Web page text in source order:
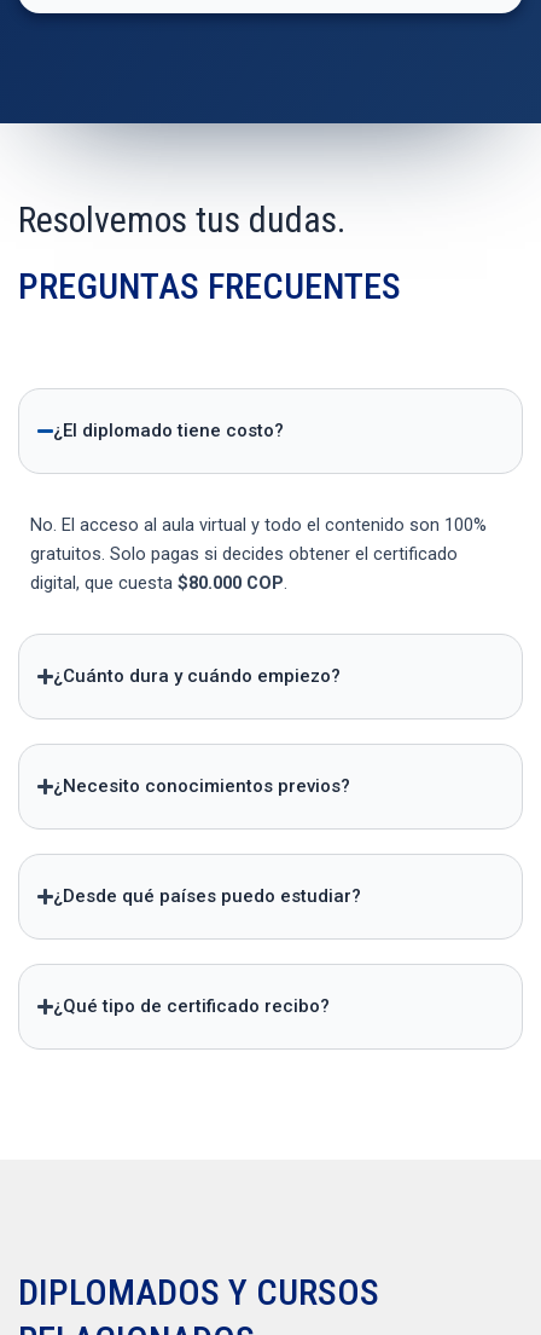
Resolvemos tus dudas.
PREGUNTAS FRECUENTES
¿El diplomado tiene costo?
No. El acceso al aula virtual y todo el contenido son 100%
gratuitos. Solo pagas si decides obtener el certificado
digital, que cuesta $80.000 COP
¿Cuánto dura y cuándo empiezo?
¿Necesito conocimientos previos?
¿Desde qué países puedo estudiar?
¿Qué tipo de certificado recibo?
DIPLOMADOS Y CURSOS